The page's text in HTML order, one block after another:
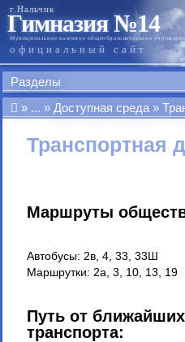
г.Нальчик
Гимназия №14
Муниципальное казенное общеобразовательное
официальный сайт
Разделы
...
Доступная среда
Транспортная
Маршруты
Автобусы: 2в, 4, 33, 33Ш
Маршрутки: 2а, 3, 10, 13, 19
Путь от
транспорта: